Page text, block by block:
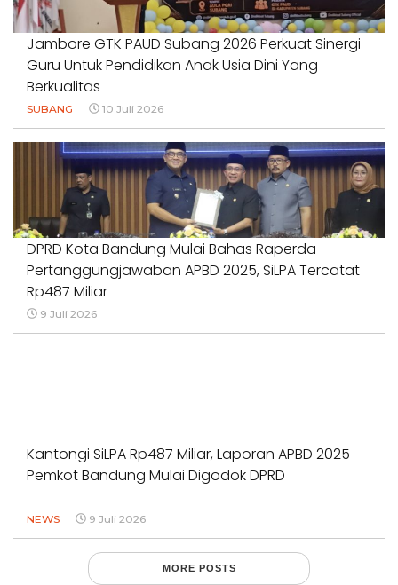
Jambore GTK PAUD Subang 2026 Perkuat Sinergi
Guru Untuk Pendidikan Anak Usia Dini Yang
Berkualitas
SUBANG 10 Juli 2026
DPRD Kota Bandung Mulai Bahas Raperda
Pertanggungjawaban APBD 2025, SiLPA Tercatat
Rp487 Miliar
9 Juli 2026
Kantongi SiLPA Rp487 Miliar, Laporan APBD 2025
Pemkot Bandung Mulai Digodok DPRD
NEWS 9 Juli 2026
MORE POSTS